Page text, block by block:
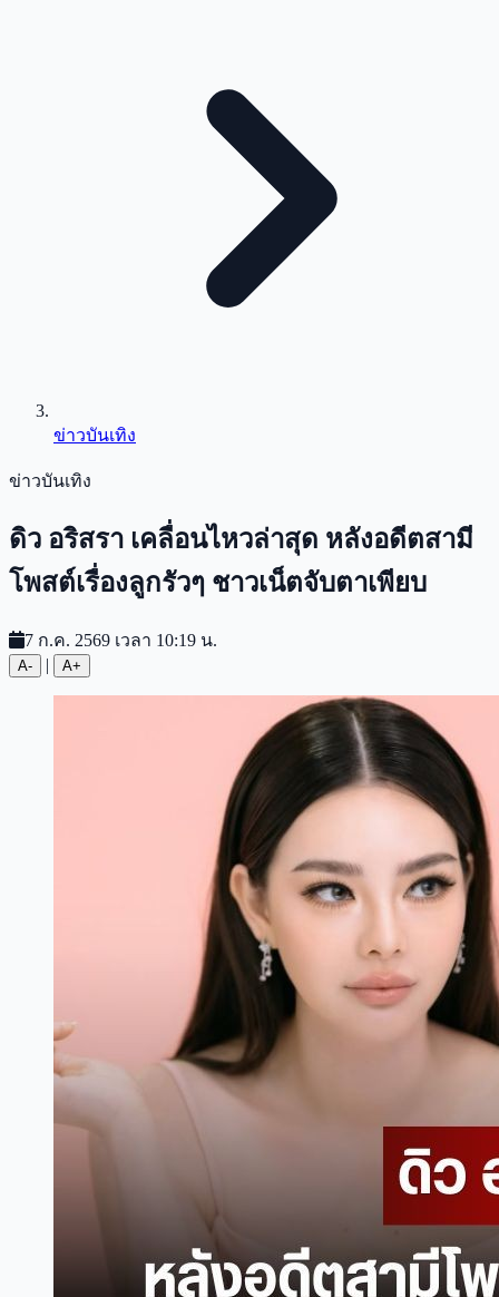
ข่าวบันเทิง
ข่าวบันเทิง
ดิว อริสรา เคลื่อนไหวล่าสุด หลังอดีตสามี
โพสต์เรื่องลูกรัวๆ ชาวเน็ตจับตาเพียบ
7 ก.ค. 2569 เวลา 10:19 น.
A- | A+